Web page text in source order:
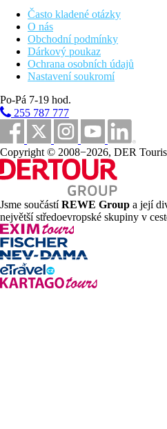
velké míče, skluzavka, závěsné
Stravování
Adam & Spa Kudowa Zdrój
polopenze - snídaně a večeře
Vzdálenosti
5 km
Centrum města
Bazény
Bazén s možností vyhřívání
Fotogalerie
Často kladené otázky
O nás
Obchodní podmínky
Dárkový poukaz
Ochrana osobních údajů
Nastavení soukromí
Po-Pá 7-19 hod.
255 787 777
Copyright © 2008−2026, DER
Jsme součástíREWE Group a její
největší středoevropské skupiny v